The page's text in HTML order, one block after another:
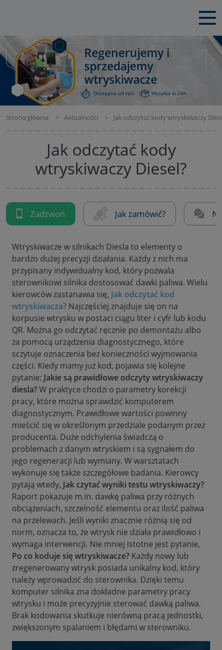
Regenerujemy i
sprzedajemy
wtryskiwacze
Dostępne od ręki Wysyłka w 24h
Strona główna Aktualności Jak odczytać kody wtryskiwaczy
Jak odczytać kody
wtryskiwaczy Diesel?
Zadzwoń Jak zamówić?
Wtryskiwacze w silnikach Diesla to elementy o
bardzo dużej precyzji działania. Każdy z nich ma
przypisany indywidualny kod, który pozwala
sterownikowi silnika dostosować dawki paliwa. Wielu
kierowców zastanawia się, Jak odczytać kod
wtryskiwacza? Najczęściej znajduje się on na
korpusie wtrysku w postaci ciągu liter i cyfr lub kodu
QR. Można go odczytać ręcznie po demontażu albo
za pomocą urządzenia diagnostycznego, które
sczytuje oznaczenia bez konieczności wyjmowania
części. Kiedy mamy już kod, pojawia się kolejne
pytanie: Jakie są prawidłowe odczyty wtryskiwaczy
diesla?W praktyce chodzi o parametry korekcji
pracy, które można sprawdzić komputerem
diagnostycznym. Prawidłowe wartości powinny
mieścić się w określonym przedziale podanym przez
producenta. Duże odchylenia świadczą o
problemach z danym wtryskiem i są sygnałem do
jego regeneracji lub wymiany. W warsztatach
wykonuje się także szczegółowe badania. Kierowcy
pytają wtedy, Jak czytać wyniki testu wtryskiwaczy?
Raport pokazuje m.in. dawkę paliwa przy różnych
obciążeniach, szczelność elementu oraz ilość paliwa
na przelewach. Jeśli wyniki znacznie różnią się od
norm, oznacza to, że wtrysk nie działa prawidłowo i
wymaga interwencji. Nie mniej istotne jest pytanie,
Po co koduje się wtryskiwacze? Każdy nowy lub
zregenerowany wtrysk posiada unikalny kod, który
należy wprowadzić do sterownika. Dzięki temu
komputer silnika zna dokładne parametry pracy
wtrysku i może precyzyjnie sterować dawką paliwa.
Brak kodowania skutkuje nierówną pracą jednostki,
zwiększonym spalaniem i błędami w sterowniku.